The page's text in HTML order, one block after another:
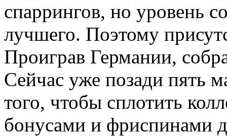
спаррингов, но уровень
лучшего. Поэтому
Проиграв Германии,
Сейчас уже позади пять
того, чтобы сплотить
бонусами и фриспинами